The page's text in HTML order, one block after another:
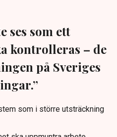
ses som ett
kontrolleras – de
på Sveriges
som i större utsträckning